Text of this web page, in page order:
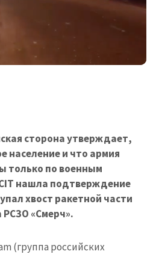
сторона утверждает,
население и что армия
только по военным
нашла подтверждение
хвост ракетной части
РСЗО «Смерч».
(группа российских